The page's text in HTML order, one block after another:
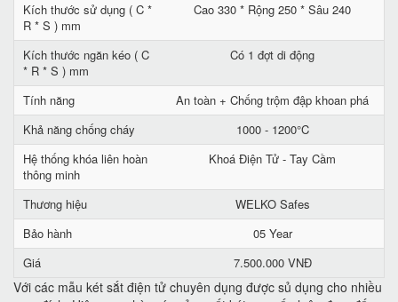
Kích thước sử dụng ( C *
R * S ) mm
Cao 330 * Rộng 250 * Sâu 240
Kích thước ngăn kéo ( C
* R * S ) mm
Có 1 đợt di động
Tính năng
An toàn + Chống trộm đập khoan phá
Khả năng chống cháy
1000 - 1200°C
Hệ thống khóa liên hoàn
thông minh
Khoá Điện Tử - Tay Cầm
Thương hiệu
WELKO Safes
Bảo hành
05 Year
Giá
7.500.000 VNĐ
Với các mẫu két sắt điện tử chuyên dụng được sủ dụng cho nhiều